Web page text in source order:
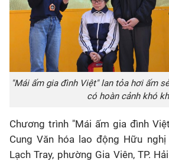
"Mái ấm gia đình Việt" lan tỏa hơi ấm
có hoàn cảnh khó
Chương trình "Mái ấm gia đình
Cung Văn hóa lao động Hữu
Lạch Tray, phường Gia Viên, TP.